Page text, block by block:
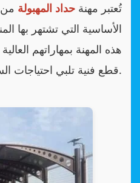
تُعتبر مهنة حداد المهبولة من
الأساسية التي تشتهر بها
هذه المهنة بمهاراتهم
قطع فنية تلبي احتياجات السوق المحلي المتنوعة.